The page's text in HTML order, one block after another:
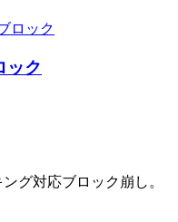
ック
グ対応ブロック崩し。